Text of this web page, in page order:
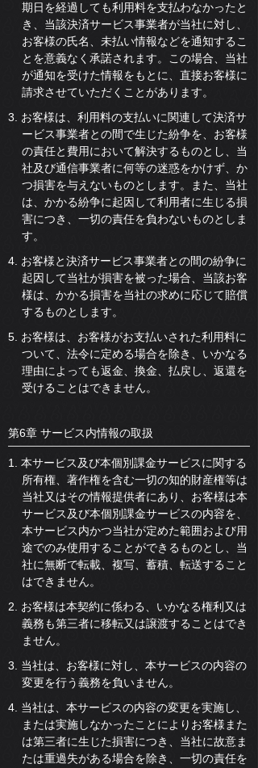
期日を経過しても利用料を支払わなかったと
き、当該決済サービス事業者が当社に対し、
お客様の氏名、未払い情報などを通知するこ
とを意義なく承諾されます。この場合、当社
が通知を受けた情報をもとに、直接お客様に
請求させていただくことがあります。
3. お客様は、利用料の支払いに関連して決済サ
ービス事業者との間で生じた紛争を、お客様
の責任と費用において解決するものとし、当
社及び通信事業者に何等の迷惑をかけず、か
つ損害を与えないものとします。また、当社
は、かかる紛争に起因して利用者に生じる損
害につき、一切の責任を負わないものとしま
す。
4. お客様と決済サービス事業者との間の紛争に
起因して当社が損害を被った場合、当該お客
様は、かかる損害を当社の求めに応じて賠償
するものとします。
5. お客様は、お客様がお支払いされた利用料に
ついて、法令に定める場合を除き、いかなる
理由によっても返金、換金、払戻し、返還を
受けることはできません。
第6章 サービス内情報の取扱
1. 本サービス及び本個別課金サービスに関する
所有権、著作権を含む一切の知的財産権等は
当社又はその情報提供者にあり、お客様は本
サービス及び本個別課金サービスの内容を、
本サービス内かつ当社が定めた範囲および用
途でのみ使用することができるものとし、当
社に無断で転載、複写、蓄積、転送すること
はできません。
2. お客様は本契約に係わる、いかなる権利又は
義務も第三者に移転又は譲渡することはでき
ません。
3. 当社は、お客様に対し、本サービスの内容の
変更を行う義務を負いません。
4. 当社は、本サービスの内容の変更を実施し、
または実施しなかったことによりお客様また
は第三者に生じた損害につき、当社に故意ま
たは重過失がある場合を除き、一切の責任を